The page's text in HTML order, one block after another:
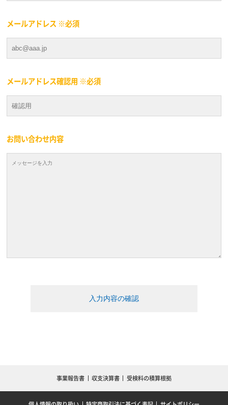
メールアドレス ※必須
メールアドレス確認用 ※必須
お問い合わせ内容
事業報告書 収支決算書 受検料の積算根拠